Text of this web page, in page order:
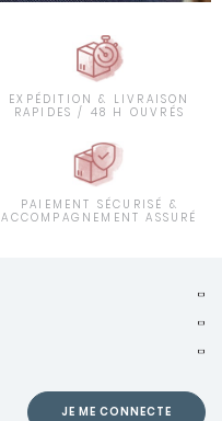
EXPÉDITION & LIVRAISON
RAPIDES / 48 H OUVRÉS
PAIEMENT SÉCURISÉ &
ACCOMPAGNEMENT ASSURÉ
JE ME CONNECTE